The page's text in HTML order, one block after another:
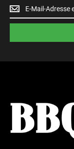
Newsletter
Anmeldung